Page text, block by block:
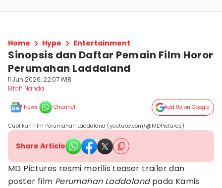
Home Hype Entertainment
Sinopsis dan Daftar Pemain Film Horor
Perumahan Laddaland
11 Jun 2026, 22:07 WIB
Erfah Nanda
News Channel Add Us on Google
Cuplikan film Perumahan Laddaland (youtube.com/@MDPictures)
Share Article
MD Pictures resmi merilis teaser trailer dan
poster film Perumahan Laddalandpada Kamis